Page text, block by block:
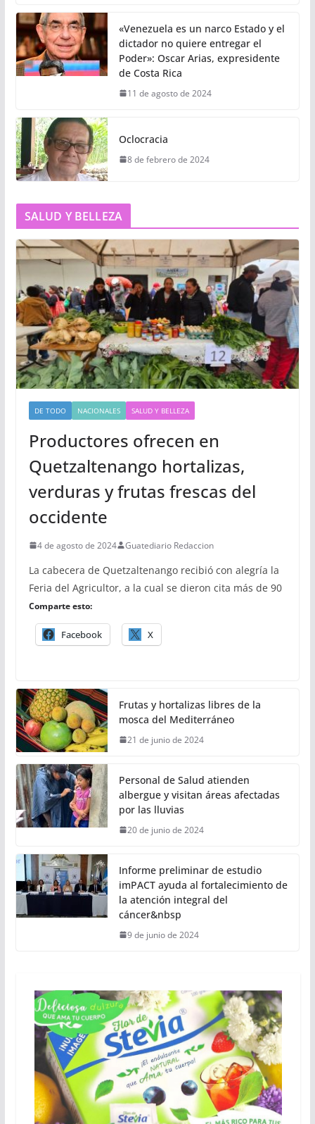
«Venezuela es un narco Estado y el
dictador no quiere entregar el
Poder»: Oscar Arias, expresidente
de Costa Rica
11 de agosto de 2024
Oclocracia
8 de febrero de 2024
SALUD Y BELLEZA
DE TODO NACIONALES SALUD Y BELLEZA
Productores ofrecen en
Quetzaltenango hortalizas,
verduras y frutas frescas del
occidente
4 de agosto de 2024 Guatediario Redaccion
La cabecera de Quetzaltenango recibió con alegría la
Feria del Agricultor, a la cual se dieron cita más de 90
Comparte esto:
Facebook X
Frutas y hortalizas libres de la
mosca del Mediterráneo
21 de junio de 2024
Personal de Salud atienden
albergue y visitan áreas afectadas
por las lluvias
20 de junio de 2024
Informe preliminar de estudio
imPACT ayuda al fortalecimiento de
la atención integral del
cáncer&nbsp
9 de junio de 2024